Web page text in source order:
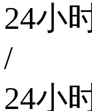
24小
/
24小